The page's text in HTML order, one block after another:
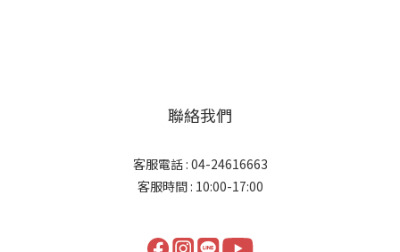
聯絡我們
客服電話 : 04-24616663
客服時間 : 10:00-17:00